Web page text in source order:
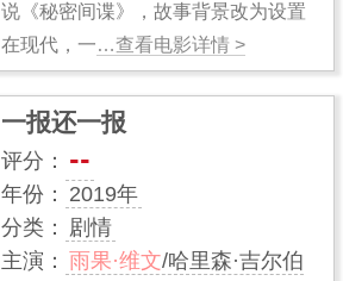
说《秘密间谍》，故事背景改为设置
在现代，一…查看电影详情 >
一报还一报
评分： --
年份： 2019年
分类： 剧情
主演： 雨果·维文/哈里森·吉尔伯